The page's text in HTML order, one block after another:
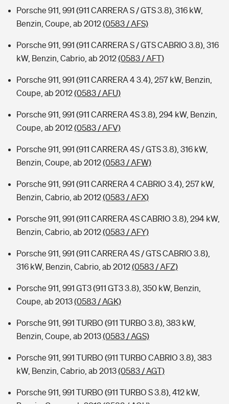
Porsche 911, 991 (911 CARRERA S / GTS 3.8), 316 kW,
Benzin, Coupe, ab 2012(0583 / AFS)
Porsche 911, 991 (911 CARRERA S / GTS CABRIO 3.8), 316
kW, Benzin, Cabrio, ab 2012(0583 / AFT)
Porsche 911, 991 (911 CARRERA 4 3.4), 257 kW, Benzin,
Coupe, ab 2012(0583 / AFU)
Porsche 911, 991 (911 CARRERA 4S 3.8), 294 kW, Benzin,
Coupe, ab 2012(0583 / AFV)
Porsche 911, 991 (911 CARRERA 4S / GTS 3.8), 316 kW,
Benzin, Coupe, ab 2012(0583 / AFW)
Porsche 911, 991 (911 CARRERA 4 CABRIO 3.4), 257 kW,
Benzin, Cabrio, ab 2012(0583 / AFX)
Porsche 911, 991 (911 CARRERA 4S CABRIO 3.8), 294 kW,
Benzin, Cabrio, ab 2012(0583 / AFY)
Porsche 911, 991 (911 CARRERA 4S / GTS CABRIO 3.8),
316 kW, Benzin, Cabrio, ab 2012(0583 / AFZ)
Porsche 911, 991 GT3 (911 GT3 3.8), 350 kW, Benzin,
Coupe, ab 2013(0583 / AGK)
Porsche 911, 991 TURBO (911 TURBO 3.8), 383 kW,
Benzin, Coupe, ab 2013(0583 / AGS)
Porsche 911, 991 TURBO (911 TURBO CABRIO 3.8), 383
kW, Benzin, Cabrio, ab 2013(0583 / AGT)
Porsche 911, 991 TURBO (911 TURBO S 3.8), 412 kW,